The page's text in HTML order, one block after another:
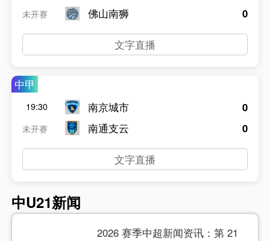
未开赛
佛山南狮
0
文字直播
中甲
19:30
未开赛
南京城市
南通支云
0
0
文字直播
中U21新闻
2026 赛季中超新闻资讯：第 21